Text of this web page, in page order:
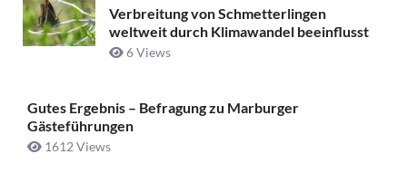
Verbreitung von Schmetterlingen
weltweit durch Klimawandel beeinflusst
6 Views
Gutes Ergebnis – Befragung zu Marburger
Gästeführungen
1612 Views